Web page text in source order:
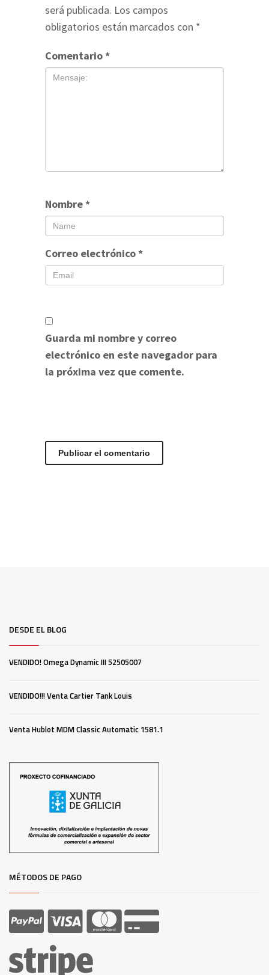
será publicada. Los campos
obligatorios están marcados con *
Comentario*
Nombre*
Correo electrónico*
Guarda mi nombre y correo
electrónico en este navegador para
la próxima vez que comente.
DESDE EL BLOG
VENDIDO! Omega Dynamic III 52505007
VENDIDO!!! Venta Cartier Tank Louis
Venta Hublot MDM Classic Automatic 1581.1
MÉTODOS DE PAGO